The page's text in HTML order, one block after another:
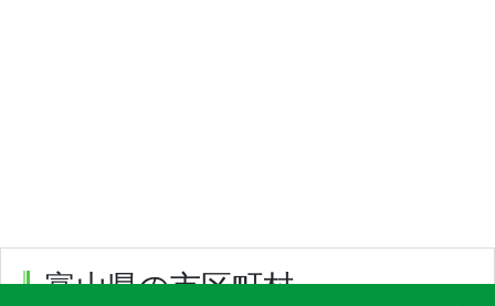
富山県の市区町村